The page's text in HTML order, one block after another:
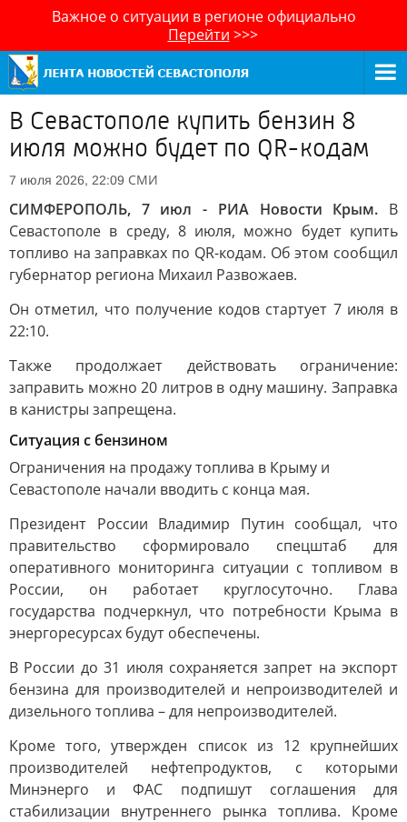
Важное о ситуации в регионе официально
Перейти >>>
В Севастополе купить бензин 8
июля можно будет по QR-кодам
7 июля 2026, 22:09 СМИ
СИМФЕРОПОЛЬ, 7 июл - РИА Новости Крым. В
Севастополе в среду, 8 июля, можно будет купить
топливо на заправках по QR-кодам. Об этом сообщил
губернатор региона Михаил Развожаев.
Он отметил, что получение кодов стартует 7 июля в
22:10.
Также продолжает действовать ограничение:
заправить можно 20 литров в одну машину. Заправка
в канистры запрещена.
Ситуация с бензином
Ограничения на продажу топлива в Крыму и
Севастополе начали вводить с конца мая.
Президент России Владимир Путин сообщал, что
правительство сформировало спецштаб для
оперативного мониторинга ситуации с топливом в
России, он работает круглосуточно. Глава
государства подчеркнул, что потребности Крыма в
энергоресурсах будут обеспечены.
В России до 31 июля сохраняется запрет на экспорт
бензина для производителей и непроизводителей и
дизельного топлива – для непроизводителей.
Кроме того, утвержден список из 12 крупнейших
производителей нефтепродуктов, с которыми
Минэнерго и ФАС подпишут соглашения для
стабилизации внутреннего рынка топлива. Кроме